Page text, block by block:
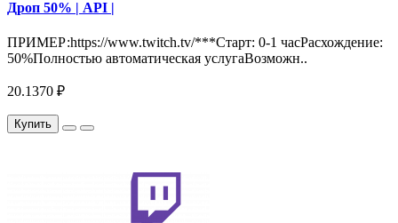
Дроп 50% | API |
ПРИМЕР:https://www.twitch.tv/***Старт: 0-1 часРасхождение:
50%Полностью автоматическая услугаВозможн..
20.1370 ₽
Купить